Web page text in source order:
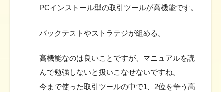
PCインストール型の取引ツールが高機能です。
バックテストやストラテジが組める。
高機能なのは良いことですが、マニュアルを読
んで勉強しないと扱いこなせないですね。
今まで使った取引ツールの中で1、2位を争う高